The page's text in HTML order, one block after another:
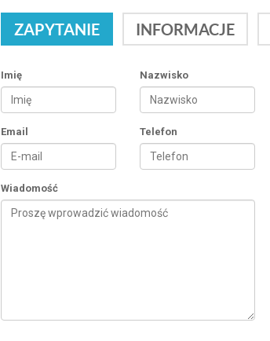
ZAPYTANIE INFORMACJE
Imię Nazwisko
Email Telefon
Wiadomość